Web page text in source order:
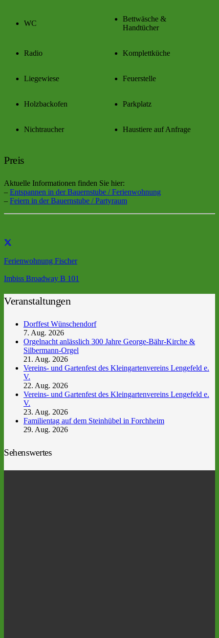
WC
Bettwäsche &
Handtücher
Radio Komplettküche
Liegewiese Feuerstelle
Holzbackofen Parkplatz
Nichtraucher Haustiere auf Anfrage
Preis
Aktuelle Informationen finden Sie hier:
– Entspannen in der Bauernstube / Ferienwohnung
– Feiern in der Bauernstube / Partyraum
Ferienwohnung Fischer
Imbiss Broadway B 101
Veranstaltungen
Dorffest Wünschendorf
7. Aug. 2026
Orgelnacht anlässlich 300 Jahre George-Bähr-Kirche &
Silbermann-Orgel
21. Aug. 2026
Vereins- und Gartenfest des Kleingartenvereins Lengefeld e.
V.
22. Aug. 2026
Vereins- und Gartenfest des Kleingartenvereins Lengefeld e.
V.
23. Aug. 2026
Familientag auf dem Steinhübel in Forchheim
29. Aug. 2026
Sehenswertes